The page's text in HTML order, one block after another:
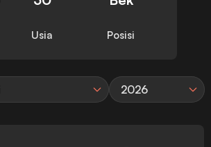
Usia Posisi
2026